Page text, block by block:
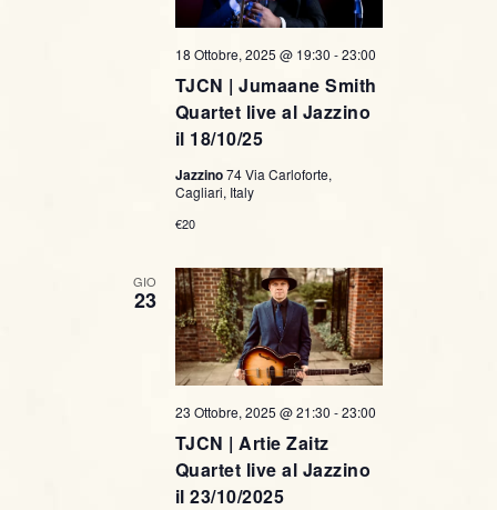
TJCN | Jumaane Smith
Quartet live al Jazzino
il 18/10/25
18 Ottobre, 2025 @ 19:30 -23:00
Jazzino74 Via Carloforte,
Cagliari, Italy
€20
GIO
23
TJCN | Artie Zaitz
Quartet live al Jazzino
il 23/10/2025
23 Ottobre, 2025 @ 21:30 -23:00